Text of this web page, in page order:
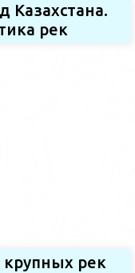
Казахстана.
рек
крупных рек